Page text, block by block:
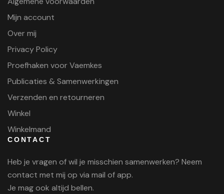
Mijn account
Over mij
Privacy Policy
Proefhaken voor Vaemkes
Publicaties & Samenwerkingen
Verzenden en retourneren
Winkel
Winkelmand
CONTACT
Heb je vragen of wil je misschien samenwerken? Neem
contact met mij op via mail of app.
Je mag ook altijd bellen.